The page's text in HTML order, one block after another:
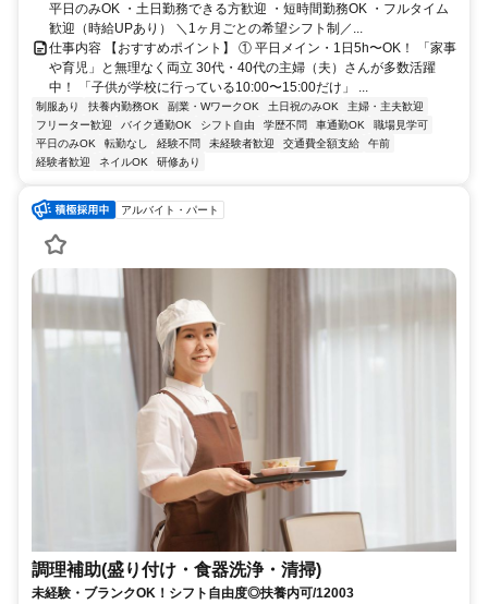
平日のみOK ・土日勤務できる方歓迎 ・短時間勤務OK ・フルタイム
歓迎（時給UPあり） ＼1ヶ月ごとの希望シフト制／...
仕事内容 【おすすめポイント】 ① 平日メイン・1日5h〜OK！ 「家事
や育児」と無理なく両立 30代・40代の主婦（夫）さんが多数活躍
中！ 「子供が学校に行っている10:00〜15:00だけ」 ...
制服あり 扶養内勤務OK 副業・WワークOK 土日祝のみOK
主婦・主夫歓迎
フリーター歓迎
バイク通勤OK シフト自由 学歴不問 車通勤OK
職場見学可
平日のみOK
転勤なし 経験不問 未経験者歓迎 交通費全額支給
午前
経験者歓迎
ネイルOK 研修あり
アルバイト・パート
調理補助(盛り付け・食器洗浄・清掃)
未経験・ブランクOK！シフト自由度◎扶養内可/12003